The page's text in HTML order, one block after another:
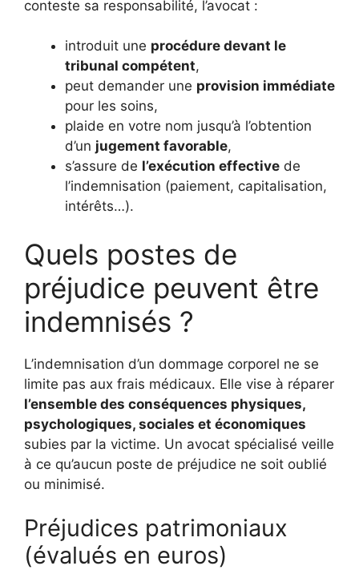
conteste sa responsabilité, l’avocat :
introduit une procédure devant le
tribunal compétent,
peut demander une provision immédiate
pour les soins,
plaide en votre nom jusqu’à l’obtention
d’un jugement favorable,
s’assure de l’exécution effective de
l’indemnisation (paiement, capitalisation,
intérêts…).
Quels postes de
préjudice peuvent être
indemnisés ?
L’indemnisation d’un dommage corporel ne se
limite pas aux frais médicaux. Elle vise à réparer
l’ensemble des conséquences physiques,
psychologiques, sociales et économiques
subies par la victime. Un avocat spécialisé veille
à ce qu’aucun poste de préjudice ne soit oublié
ou minimisé.
Préjudices patrimoniaux
(évalués en euros)